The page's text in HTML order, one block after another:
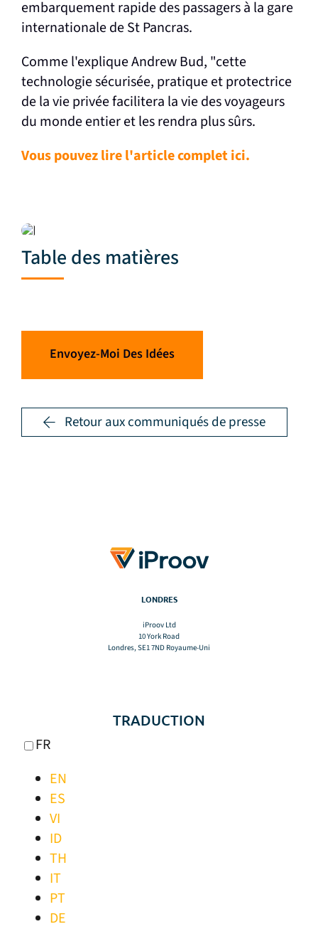
embarquement rapide des passagers à la gare
internationale de St Pancras.
Comme l'explique Andrew Bud, "cette
technologie sécurisée, pratique et protectrice
de la vie privée facilitera la vie des voyageurs
du monde entier et les rendra plus sûrs.
Vous pouvez lire l'article complet ici.
Table des matières
Envoyez-Moi Des Idées
Retour aux communiqués de presse
LONDRES
iProov Ltd
10 York Road
Londres, SE1 7ND Royaume-Uni
TRADUCTION
FR
EN
ES
VI
ID
TH
IT
PT
DE